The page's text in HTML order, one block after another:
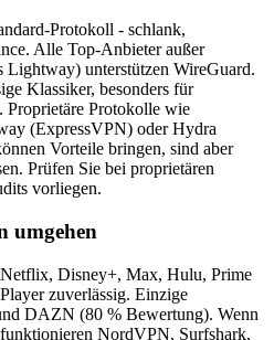
Protokoll - schlank,
Alle Top-Anbieter außer
Lightway) unterstützen WireGuard.
Klassiker, besonders für
Proprietäre Protokolle wie
(ExpressVPN) oder Hydra
Vorteile bringen, sind aber
Prüfen Sie bei proprietären
vorliegen.
umgehen
Disney+, Max, Hulu, Prime
zuverlässig. Einzige
DAZN (80 % Bewertung). Wenn
NordVPN, Surfshark,